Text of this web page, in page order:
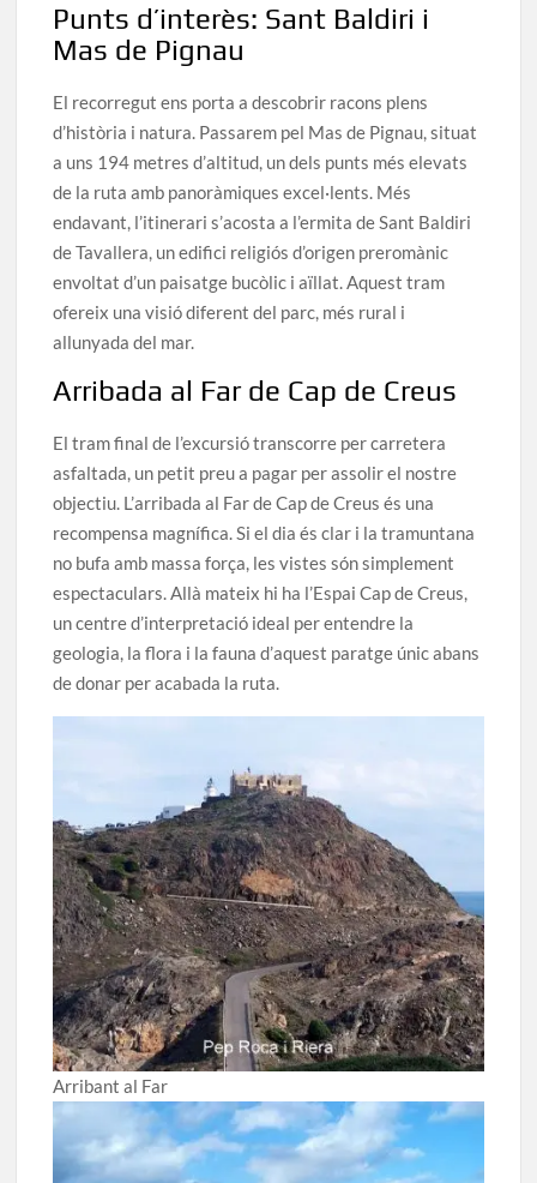
Punts d’interès: Sant Baldiri i
Mas de Pignau
El recorregut ens porta a descobrir racons plens
d’història i natura. Passarem pel Mas de Pignau, situat
a uns 194 metres d’altitud, un dels punts més elevats
de la ruta amb panoràmiques excel·lents. Més
endavant, l’itinerari s’acosta a l’ermita de Sant Baldiri
de Tavallera, un edifici religiós d’origen preromànic
envoltat d’un paisatge bucòlic i aïllat. Aquest tram
ofereix una visió diferent del parc, més rural i
allunyada del mar.
Arribada al Far de Cap de Creus
El tram final de l’excursió transcorre per carretera
asfaltada, un petit preu a pagar per assolir el nostre
objectiu. L’arribada al Far de Cap de Creus és una
recompensa magnífica. Si el dia és clar i la tramuntana
no bufa amb massa força, les vistes són simplement
espectaculars. Allà mateix hi ha l’Espai Cap de Creus,
un centre d’interpretació ideal per entendre la
geologia, la flora i la fauna d’aquest paratge únic abans
de donar per acabada la ruta.
Arribant al Far